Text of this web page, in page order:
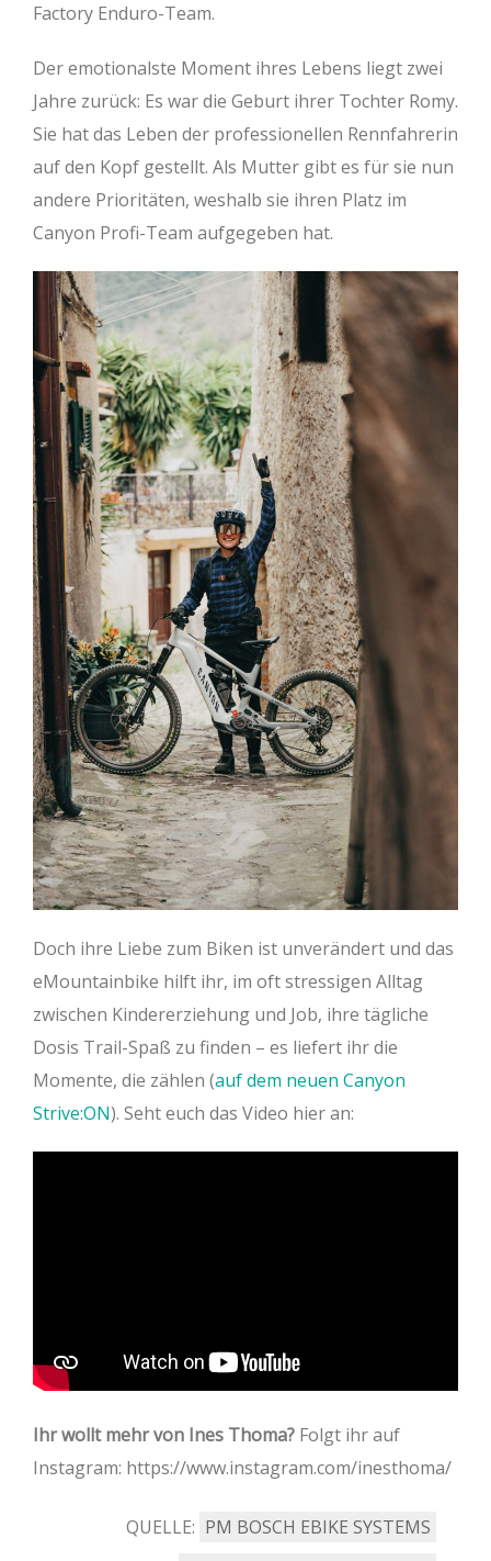
Factory Enduro-Team.
Der emotionalste Moment ihres Lebens liegt zwei
Jahre zurück: Es war die Geburt ihrer Tochter Romy.
Sie hat das Leben der professionellen Rennfahrerin
auf den Kopf gestellt. Als Mutter gibt es für sie nun
andere Prioritäten, weshalb sie ihren Platz im
Canyon Profi-Team aufgegeben hat.
Doch ihre Liebe zum Biken ist unverändert und das
eMountainbike hilft ihr, im oft stressigen Alltag
zwischen Kindererziehung und Job, ihre tägliche
Dosis Trail-Spaß zu finden – es liefert ihr die
Momente, die zählen (auf dem neuen Canyon
Strive:ON). Seht euch das Video hier an:
Ihr wollt mehr von Ines Thoma? Folgt ihr auf
Instagram: https://www.instagram.com/inesthoma/
QUELLE: PM BOSCH EBIKE SYSTEMS